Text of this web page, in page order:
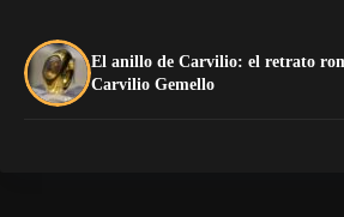
El anillo de Carvilio: el retrato
Carvilio Gemello